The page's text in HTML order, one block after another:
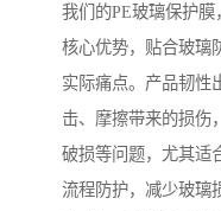
我们的PE玻璃保护膜
核心优势，贴合玻璃
实际痛点。产品韧性
击、摩擦带来的损伤
破损等问题，尤其适
流程防护，减少玻璃